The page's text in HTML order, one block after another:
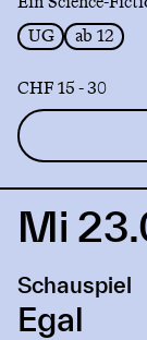
UG
ab 12
CHF 15 - 30
Link
Egal
Mi
Schauspiel
Egal